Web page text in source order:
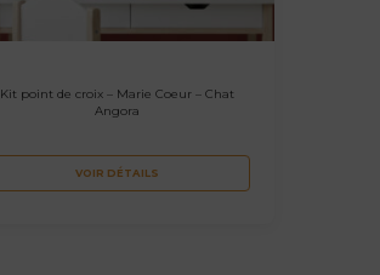
Kit point de croix – Marie Coeur – Chat
Angora
VOIR DÉTAILS